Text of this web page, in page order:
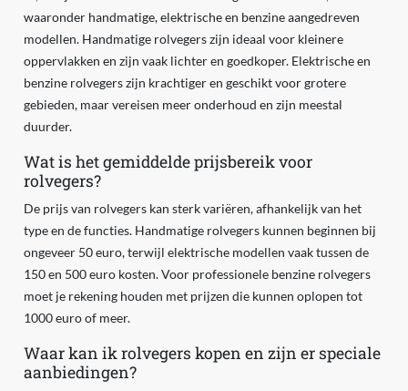
waaronder handmatige, elektrische en benzine aangedreven
modellen. Handmatige rolvegers zijn ideaal voor kleinere
oppervlakken en zijn vaak lichter en goedkoper. Elektrische en
benzine rolvegers zijn krachtiger en geschikt voor grotere
gebieden, maar vereisen meer onderhoud en zijn meestal
duurder.
Wat is het gemiddelde prijsbereik voor
rolvegers?
De prijs van rolvegers kan sterk variëren, afhankelijk van het
type en de functies. Handmatige rolvegers kunnen beginnen bij
ongeveer 50 euro, terwijl elektrische modellen vaak tussen de
150 en 500 euro kosten. Voor professionele benzine rolvegers
moet je rekening houden met prijzen die kunnen oplopen tot
1000 euro of meer.
Waar kan ik rolvegers kopen en zijn er speciale
aanbiedingen?